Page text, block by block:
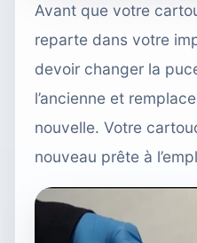
Avant que votre
reparte dans votre
devoir changer la
l’ancienne et
nouvelle. Votre
nouveau prête à